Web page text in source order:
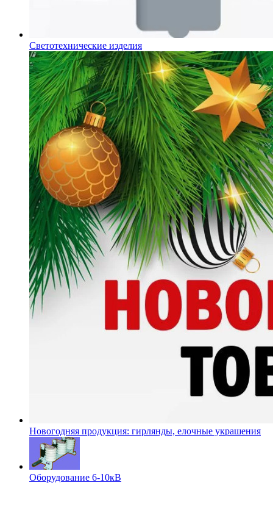
Светотехнические изделия
Новогодняя продукция: гирлянды, елочные украшения
Оборудование 6-10кВ